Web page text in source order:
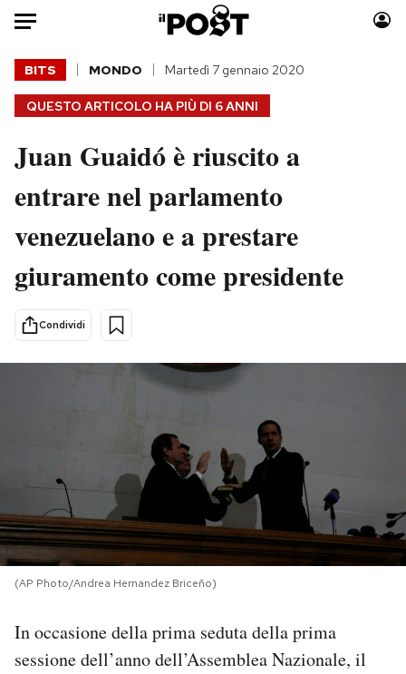
Auto
HOME
Italia
Politica
Tecnologia
Scienza
Cultura
Economia
Sport
Moda
Consumismi
Storie/Idee
Media
Mondiali calcio 2026
NEWSLETTER
I MIEI PREFERITI
QUESTO ARTICOLO HA PIÙ DI 6 ANNI
BITS MONDO Martedì 7 gennaio 2020
Juan Guaidó è riuscito a
entrare nel parlamento
venezuelano e a prestare
giuramento come presidente
Condividi
(AP Photo/Andrea Hernandez Briceño)
In occasione della prima seduta della prima
sessione dell’anno dell’Assemblea Nazionale, il